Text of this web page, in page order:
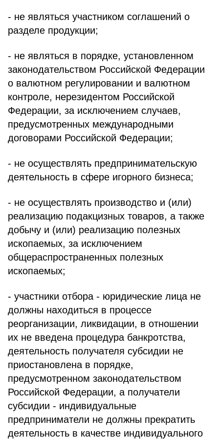
- не являться участником соглашений о
разделе продукции;
- не являться в порядке, установленном
законодательством Российской Федерации
о валютном регулировании и валютном
контроле, нерезидентом Российской
Федерации, за исключением случаев,
предусмотренных международными
договорами Российской Федерации;
- не осуществлять предпринимательскую
деятельность в сфере игорного бизнеса;
- не осуществлять производство и (или)
реализацию подакцизных товаров, а также
добычу и (или) реализацию полезных
ископаемых, за исключением
общераспространенных полезных
ископаемых;
- участники отбора - юридические лица не
должны находиться в процессе
реорганизации, ликвидации, в отношении
их не введена процедура банкротства,
деятельность получателя субсидии не
приостановлена в порядке,
предусмотренном законодательством
Российской Федерации, а получатели
субсидии - индивидуальные
предприниматели не должны прекратить
деятельность в качестве индивидуального